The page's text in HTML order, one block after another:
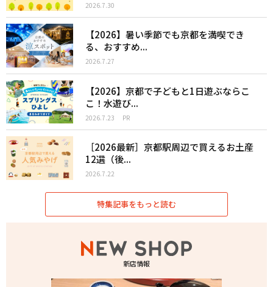
2026.7.30
【2026】暑い季節でも京都を満喫でき
る、おすすめ...
2026.7.27
【2026】京都で子どもと1日遊ぶならこ
こ！水遊び...
2026.7.23 PR
［2026最新］京都駅周辺で買えるお土産
12選（後...
2026.7.22
特集記事をもっと読む
新店情報